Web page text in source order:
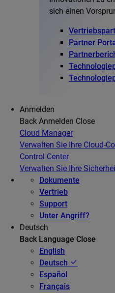
sich einen
Partner
Anmelden
Back Anmelden Close
Cloud Manager
Verwalten Sie Ihre Cloud-
Control Center
Verwalten Sie Ihre
Dokumente
Vertrieb
Support
Unter Angriff?
Deutsch
Back Language Close
English
Deutsch
Español
Français